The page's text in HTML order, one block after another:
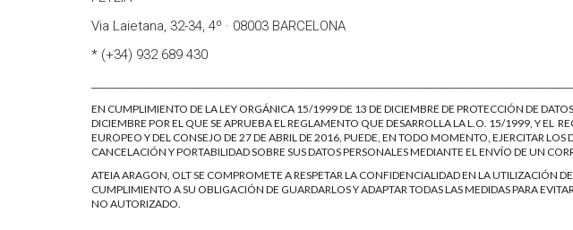
Via Laietana, 32-34, 4º · 08003 BARCELONA
* (+34) 932 689 430
EN CUMPLIMIENTO DE LA LEY ORGÁNICA 15/1999 DE 13 DE DICIEMBRE DE PROTECCIÓN DE
DICIEMBRE POR EL QUE SE APRUEBA EL REGLAMENTO QUE DESARROLLA LA L.O. 15/1999, Y EL
EUROPEO Y DEL CONSEJO DE 27 DE ABRIL DE 2016, PUEDE, EN TODO MOMENTO, EJERCITAR
CANCELACIÓN Y PORTABILIDAD SOBRE SUS DATOS PERSONALES MEDIANTE EL ENVÍO DE UN
ATEIA ARAGON, OLT SE COMPROMETE A RESPETAR LA CONFIDENCIALIDAD EN LA UTILIZACIÓN
CUMPLIMIENTO A SU OBLIGACIÓN DE GUARDARLOS Y ADAPTAR TODAS LAS MEDIDAS PARA
NO AUTORIZADO.